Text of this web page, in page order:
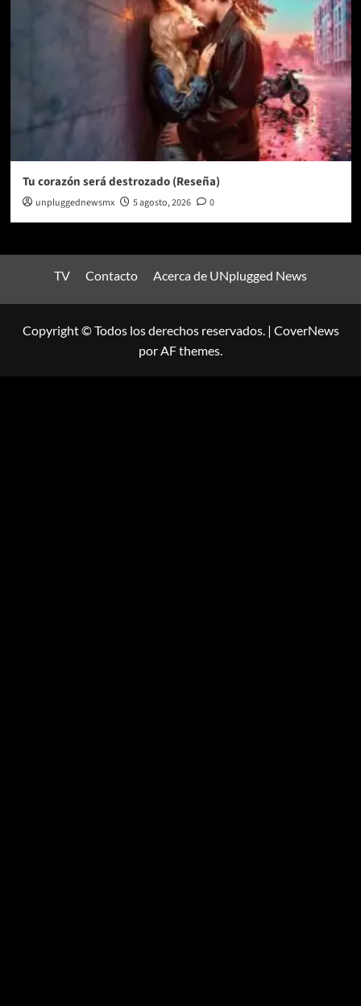
Tu corazón será destrozado (Reseña)
unpluggednewsmx 5 agosto, 2026 0
TV Contacto Acerca de UNplugged News
Copyright © Todos los derechos reservados. | CoverNews
por AF themes.